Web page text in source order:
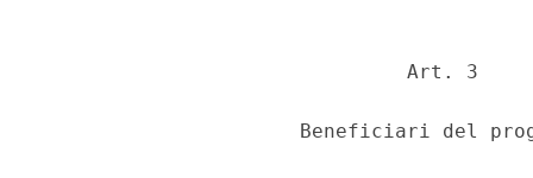
                               Art. 3
Beneficiari del